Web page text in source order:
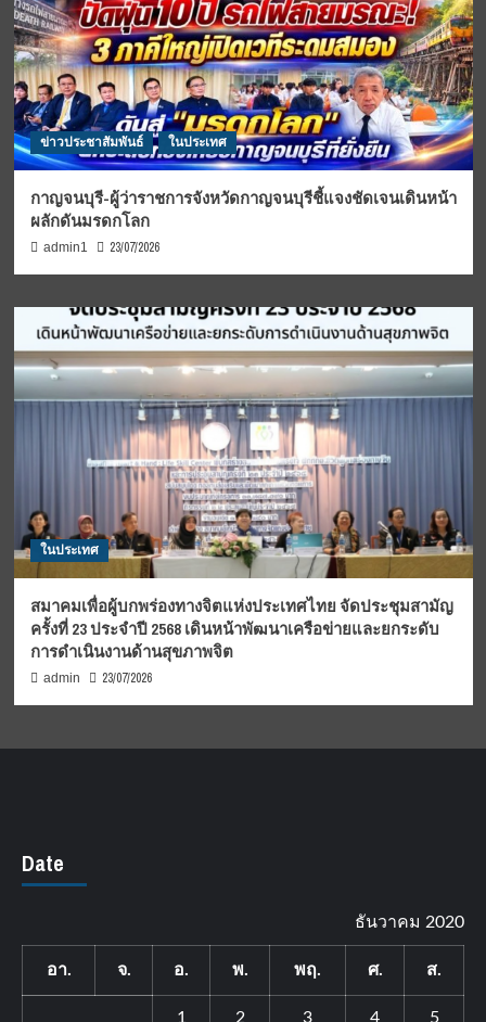
ข่าวประชาสัมพันธ์ ในประเทศ
กาญจนบุรี-ผู้ว่าราชการจังหวัดกาญจนบุรีชี้แจงชัดเจนเดินหน้า
ผลักดันมรดกโลก
admin1 23/07/2026
ในประเทศ
สมาคมเพื่อผู้บกพร่องทางจิตแห่งประเทศไทย จัดประชุมสามัญ
ครั้งที่ 23 ประจำปี 2568 เดินหน้าพัฒนาเครือข่ายและยกระดับ
การดำเนินงานด้านสุขภาพจิต
admin 23/07/2026
Date
ธันวาคม 2020
อา. จ. อ. พ. พฤ. ศ. ส.
1 2 3 4 5